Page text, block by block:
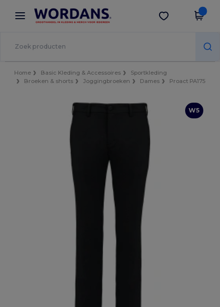
× Wordans-app
Betere prijzen in de app!
Download app
Home Basic Kleding & Accessoires
Sportkleding
Broeken & shorts
Joggingbroeken Dames Proact PA175
W5